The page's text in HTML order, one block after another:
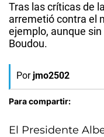
Tras las críticas de
arremetió contra el
ejemplo, aunque
Boudou.
Por jmo2502
Para compartir:
El Presidente